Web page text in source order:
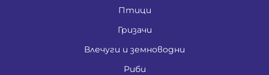
Птици
Гризачи
Влечуги и земноводни
Риби